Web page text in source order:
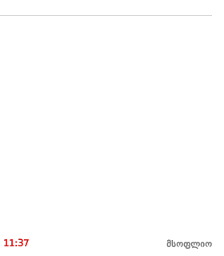
11:37 მსოფლიო